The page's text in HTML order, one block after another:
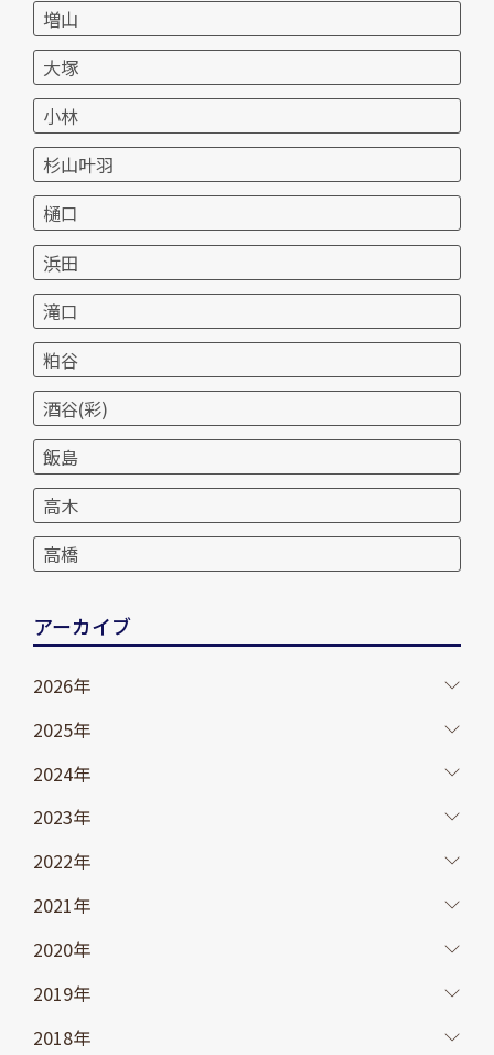
増山
大塚
小林
杉山叶羽
樋口
浜田
滝口
粕谷
酒谷(彩)
飯島
高木
高橋
アーカイブ
2026年
2025年
2024年
2023年
2022年
2021年
2020年
2019年
2018年